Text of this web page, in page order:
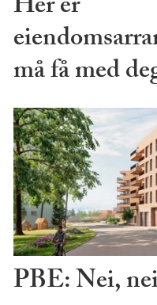
må få med
PBE: Nei,